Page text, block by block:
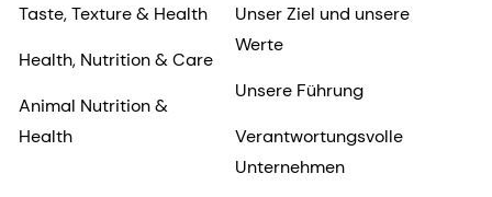
Taste, Texture & Health
Health, Nutrition & Care
Animal Nutrition &
Health
Unser Ziel und unsere
Werte
Unsere Führung
Verantwortungsvolle
Unternehmen